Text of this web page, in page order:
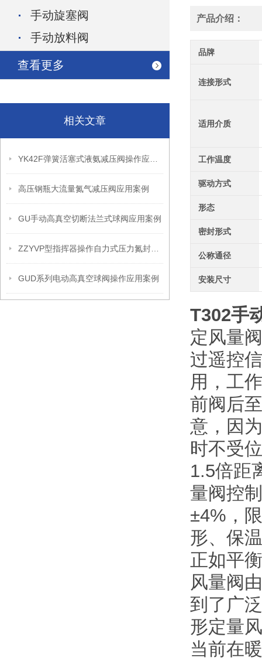
手动旋塞阀
手动放料阀
查看更多
相关文章
高压钢瓶大流量氮气减压阀应用案例
GU手动高真空切断法兰式球阀应用案例
GUD系列电动高真空球阀操作应用案例
产品介绍：
品牌
连接形式
适用介质
工作温度
驱动方式
形态
密封形式
公称通径
安装尺寸
T302手
定风量
过遥控
用，工
前阀后
意，因
时不受
1.5倍距
量阀控
±4%，
形、保
正如平
风量阀
到了广
形定量
当前在